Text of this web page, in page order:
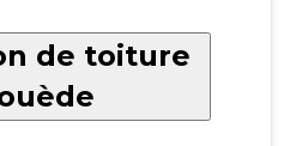
de toiture